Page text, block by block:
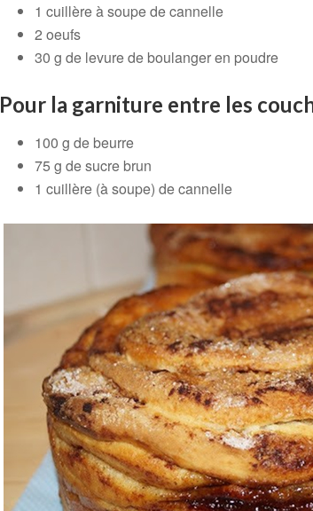
1 cuillère à soupe de cannelle
2 oeufs
30 g de levure de boulanger en poudre
Pour la garniture entre les
100 g de beurre
75 g de sucre brun
1 cuillère (à soupe) de cannelle